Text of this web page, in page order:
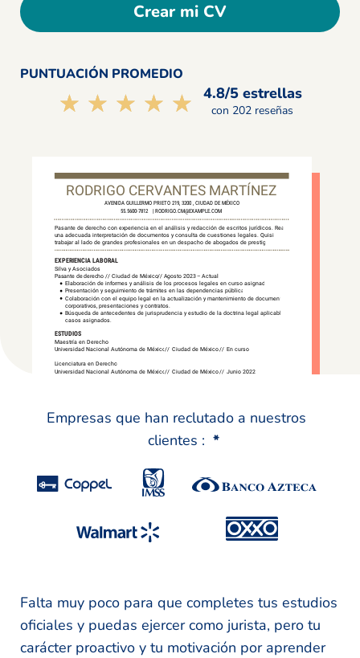
Crear mi CV
PUNTUACIÓN PROMEDIO
☆☆☆☆☆
★★★★★ 4.8/5 estrellas
con 202 reseñas
Empresas que han reclutado a nuestros
clientes : *
Falta muy poco para que completes tus estudios
oficiales y puedas ejercer como jurista, pero tu
carácter proactivo y tu motivación por aprender